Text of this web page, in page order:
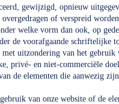
gewijzigd, opnieuw
of verspreid
welke vorm dan ook, op
de voorafgaande schriftelijke
met uitzondering van het
privé- en niet-commerciële
de elementen die aanwezig
van onze website of de